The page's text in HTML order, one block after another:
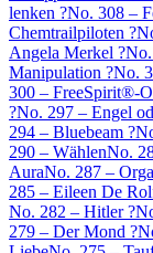
lenken ?No. 308 –
Chemtrailpiloten ?
Angela Merkel ?
Manipulation ?No.
300 – FreeSpirit®-
?No. 297 – Engel
294 – Bluebeam ?
290 – WählenNo.
AuraNo. 287 –
285 – Eileen De
No. 282 – Hitler ?
279 – Der Mond ?